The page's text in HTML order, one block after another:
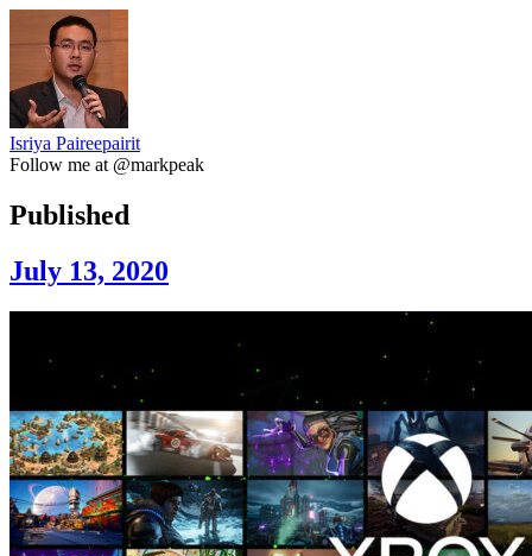
Isriya Paireepairit
Follow me at @markpeak
Published
July 13, 2020